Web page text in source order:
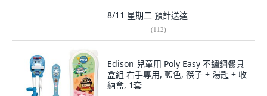
8/11 星期二 預計送達
(112)
Edison 兒童用 Poly Easy 不鏽鋼餐具
盒組 右手專用, 藍色, 筷子 + 湯匙 + 收
納盒, 1套